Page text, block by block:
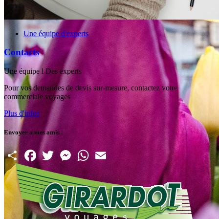
Une équipe d'experts
Contacts
Une équipe l Des experts
Pour vos demandes de devis sur-mesure, contactez votre
commerciale voyages
Plus d'infos
Envoyer a mes amis :
PartagerFacebook
Twitter MessengerWhatsApp